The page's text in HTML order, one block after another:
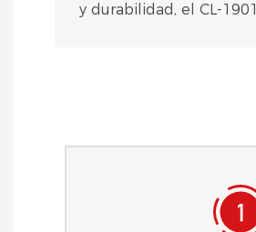
y durabilidad, el CL-